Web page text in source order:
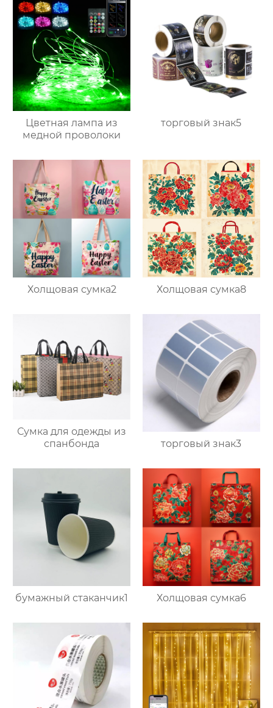
Цветная лампа из
медной проволоки
торговый знак5
Холщовая сумка2 Холщовая сумка8
Сумка для одежды из
спанбонда
торговый знак3
бумажный стаканчик1 Холщовая сумка6